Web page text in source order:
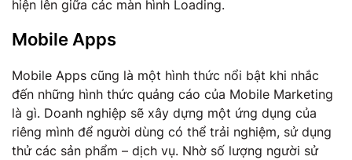
hiện lên giữa các màn hình Loading.
Mobile Apps
Mobile Apps cũng là một hình thức nổi bật khi nhắc
đến những hình thức quảng cáo của Mobile Marketing
là gì. Doanh nghiệp sẽ xây dựng một ứng dụng của
riêng mình để người dùng có thể trải nghiệm, sử dụng
thử các sản phẩm – dịch vụ. Nhờ số lượng người sử